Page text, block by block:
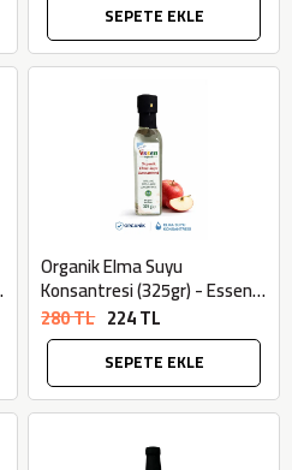
SEPETE EKLE
Organik Elma Suyu
Konsantresi (325gr) - Essen
Organik
280 TL 224 TL
SEPETE EKLE